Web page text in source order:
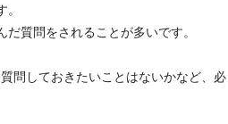
質問をされることが多いです。
問しておきたいことはないかなど、必